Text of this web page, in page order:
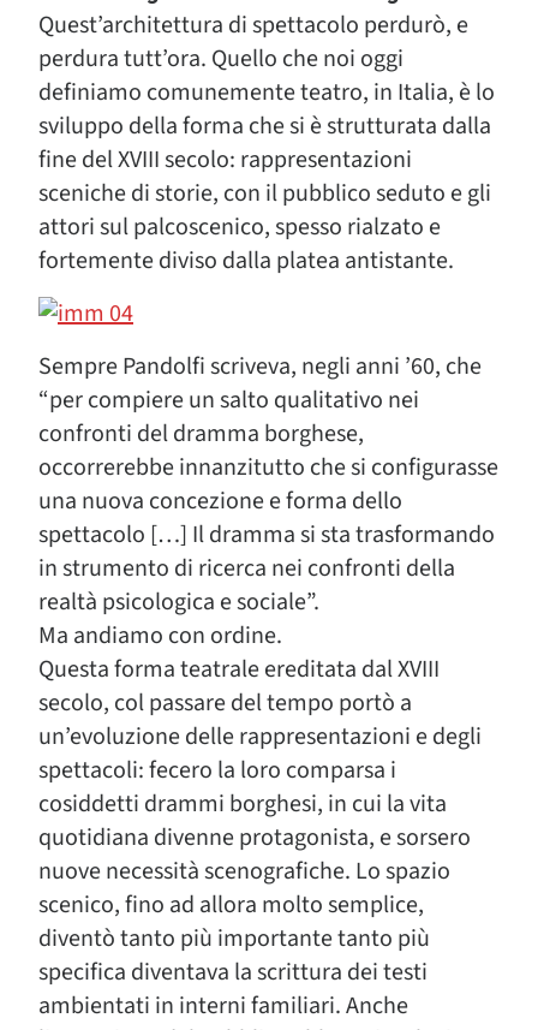
Quest’architettura di spettacolo perdurò, e
perdura tutt’ora. Quello che noi oggi
definiamo comunemente teatro, in Italia, è lo
sviluppo della forma che si è strutturata dalla
fine del XVIII secolo: rappresentazioni
sceniche di storie, con il pubblico seduto e gli
attori sul palcoscenico, spesso rialzato e
fortemente diviso dalla platea antistante.
Sempre Pandolfi scriveva, negli anni ’60, che
“per compiere un salto qualitativo nei
confronti del dramma borghese,
occorrerebbe innanzitutto che si configurasse
una nuova concezione e forma dello
spettacolo […] Il dramma si sta trasformando
in strumento di ricerca nei confronti della
realtà psicologica e sociale”.
Ma andiamo con ordine.
Questa forma teatrale ereditata dal XVIII
secolo, col passare del tempo portò a
un’evoluzione delle rappresentazioni e degli
spettacoli: fecero la loro comparsa i
cosiddetti drammi borghesi, in cui la vita
quotidiana divenne protagonista, e sorsero
nuove necessità scenografiche. Lo spazio
scenico, fino ad allora molto semplice,
diventò tanto più importante tanto più
specifica diventava la scrittura dei testi
ambientati in interni familiari. Anche